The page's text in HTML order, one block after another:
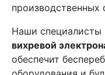
производственных
Наши специалисты
вихревой
обеспечит